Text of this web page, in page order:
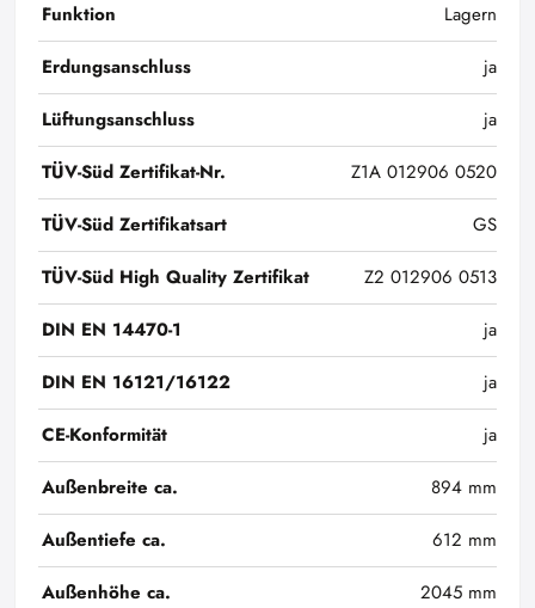
Funktion
Lagern
Erdungsanschluss
ja
Lüftungsanschluss
ja
TÜV-Süd Zertifikat-Nr.
Z1A 012906 0520
TÜV-Süd Zertifikatsart
GS
TÜV-Süd High Quality Zertifikat
Z2 012906 0513
DIN EN 14470-1
ja
DIN EN 16121/16122
ja
CE-Konformität
ja
Außenbreite ca.
894 mm
Außentiefe ca.
612 mm
Außenhöhe ca.
2045 mm